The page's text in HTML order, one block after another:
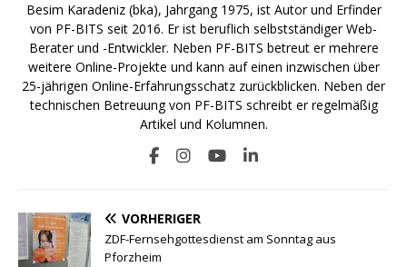
Besim Karadeniz (bka), Jahrgang 1975, ist Autor und Erfinder
von PF-BITS seit 2016. Er ist beruflich selbstständiger Web-
Berater und -Entwickler. Neben PF-BITS betreut er mehrere
weitere Online-Projekte und kann auf einen inzwischen über
25-jährigen Online-Erfahrungsschatz zurückblicken. Neben der
technischen Betreuung von PF-BITS schreibt er regelmäßig
Artikel und Kolumnen.
VORHERIGER
ZDF-Fernsehgottesdienst am Sonntag aus
Pforzheim